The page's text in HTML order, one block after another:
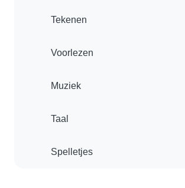
Tekenen
Voorlezen
Muziek
Taal
Spelletjes